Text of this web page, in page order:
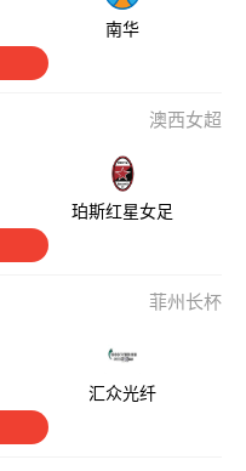
南华
澳西女超
珀斯红星女足
菲州长杯
汇众光纤